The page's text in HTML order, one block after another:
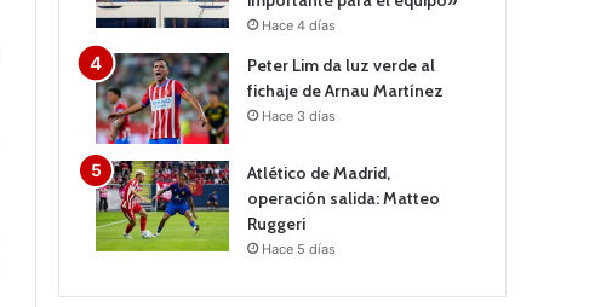
Hace 4 días
Peter Lim da luz verde al
fichaje de Arnau Martínez
Hace 3 días
Atlético de Madrid,
operación salida: Matteo
Ruggeri
Hace 5 días